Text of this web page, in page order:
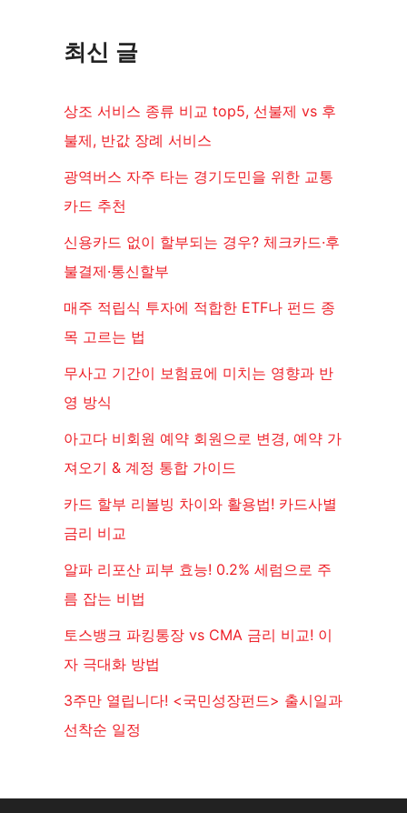
최신 글
상조 서비스 종류 비교 top5, 선불제 vs 후
불제, 반값 장례 서비스
광역버스 자주 타는 경기도민을 위한 교통
카드 추천
신용카드 없이 할부되는 경우? 체크카드·후
불결제·통신할부
매주 적립식 투자에 적합한 ETF나 펀드 종
목 고르는 법
무사고 기간이 보험료에 미치는 영향과 반
영 방식
아고다 비회원 예약 회원으로 변경, 예약 가
져오기 & 계정 통합 가이드
카드 할부 리볼빙 차이와 활용법! 카드사별
금리 비교
알파 리포산 피부 효능! 0.2% 세럼으로 주
름 잡는 비법
토스뱅크 파킹통장 vs CMA 금리 비교! 이
자 극대화 방법
3주만 열립니다! <국민성장펀드> 출시일과
선착순 일정